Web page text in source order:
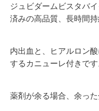
ジュビダームビスタバ
済みの高品質、長時間
内出血と、ヒアルロン
するカニューレ付きです
薬剤が余る場合、余っ